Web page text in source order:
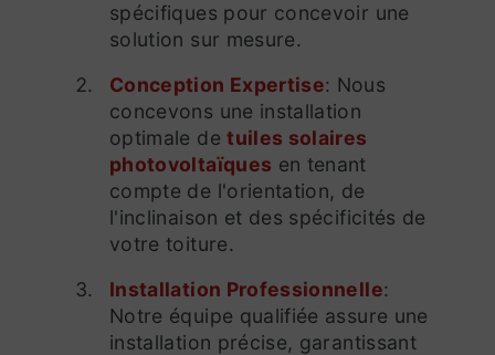
spécifiques pour concevoir une
solution sur mesure.
Conception Expertise: Nous
concevons une installation
optimale detuiles solaires
photovoltaïques en tenant
compte de l'orientation, de
l'inclinaison et des spécificités de
votre toiture.
Installation Professionnelle:
Notre équipe qualifiée assure une
installation précise, garantissant